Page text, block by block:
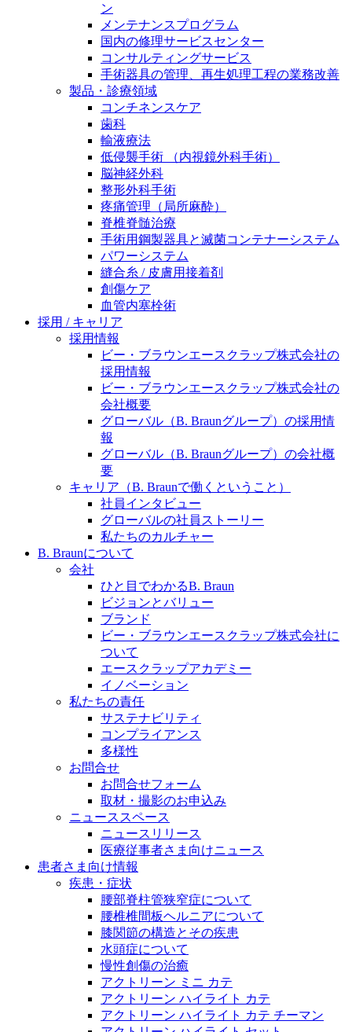
製品ポートフォリオ​
こちらの製品ポートフォリオからも、製品をお探しい
ただくことができます。
販売代理店さま向け情報​
お問合せ先、価格情報、E-Shopのご案内など販売店さ
ま向けの情報スペースです。
身体の中で最も大きい関節である膝関節。日常の生活
を支える、その機能や特徴とは？傷めてしまった場合
には、どのような治療の選択肢があるのでしょう。
水頭症について
「水頭症」とはどのような疾患なのでしょう。成人に
多い水頭症と、小児に多い水頭症の特徴と症状、検査
や治療法など「水頭症」の概要を知っていただくこと
ができます。
採用情報
ビー・ブラウンエースクラッﾌﾟで新たな可能性を見つ
けませんか？現在募集中のポジションをご覧いただけ
ニューススペース
エースクラップアカデミー
医療に携わるあらゆる方々に、学びと情報共有の場を
提供していくことを目指します。
お問合せフォームより、ご質問をお送りください。
ン
メンテナンスプログラム
国内の修理サービスセンター
コンサルティングサービス
手術器具の管理、再生処理工程の業務改善
製品・診療領域
コンチネンスケア
歯科
輸液療法
低侵襲手術 （内視鏡外科手術）
脳神経外科
整形外科手術
疼痛管理（局所麻酔）
脊椎脊髄治療
手術用鋼製器具と滅菌コンテナーシステム
パワーシステム
縫合糸 / 皮膚用接着剤
創傷ケア
血管内塞栓術
採用 / キャリア
採用情報
ビー・ブラウンエースクラップ株式会社の
採用情報
ビー・ブラウンエースクラップ株式会社の
会社概要
グローバル（B. Braunグループ）の採用情
報
グローバル（B. Braunグループ）の会社概
要
キャリア（B. Braunで働くということ）
社員インタビュー
グローバルの社員ストーリー
私たちのカルチャー
B. Braunについて
会社
ひと目でわかるB. Braun
ビジョンとバリュー
ブランド
ビー・ブラウンエースクラップ株式会社に
ついて
エースクラップアカデミー
イノベーション
私たちの責任
サステナビリティ
コンプライアンス
多様性
お問合せ
お問合せフォーム
取材・撮影のお申込み
ニューススペース
ニュースリリース
医療従事者さま向けニュース
患者さま向け情報
疾患・症状
腰部脊柱管狭窄症について
腰椎椎間板ヘルニアについて
膝関節の構造とその疾患
水頭症について
慢性創傷の治癒
アクトリーン ミニ カテ
アクトリーン ハイライト カテ
アクトリーン ハイライト カテ チーマン